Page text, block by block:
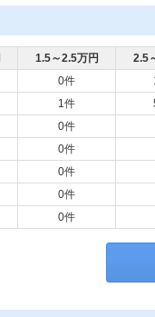
1.5～2.5万円
2.5
0件
1件
0件
0件
0件
0件
0件